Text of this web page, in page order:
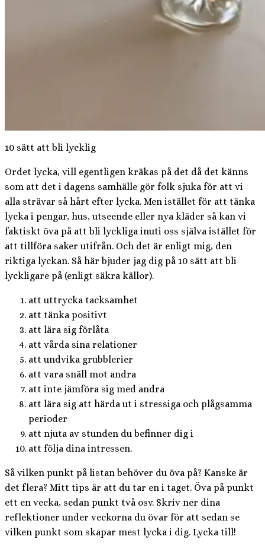
10 sätt att bli lycklig
Ordet lycka, vill egentligen kräkas på det då det känns
som att det i dagens samhälle gör folk sjuka för att vi
alla strävar så hårt efter lycka. Men istället för att tänka
lycka i pengar, hus, utseende eller nya kläder så kan vi
faktiskt öva på att bli lyckliga inuti oss själva istället för
att tillföra saker utifrån. Och det är enligt mig, den
riktiga lyckan. Så här bjuder jag dig på 10 sätt att bli
lyckligare på (enligt säkra källor).
att uttrycka tacksamhet
att tänka positivt
att lära sig förlåta
att vårda sina relationer
att undvika grubblerier
att vara snäll mot andra
att inte jämföra sig med andra
att lära sig att härda ut i stressiga och plågsamma
perioder
att njuta av stunden du befinner dig i
att följa dina intressen.
Så vilken punkt på listan behöver du öva på? Kanske är
det flera? Mitt tips är att du tar en i taget. Öva på punkt
ett en vecka, sedan punkt två osv. Skriv ner dina
reflektioner under veckorna du övar för att sedan se
vilken punkt som skapar mest lycka i dig. Lycka till!